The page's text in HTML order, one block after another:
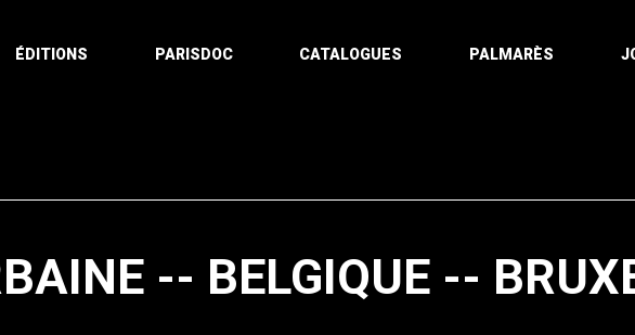
ÉDITIONS PARISDOC CATALOGUES PALMARÈS
-- BELGIQUE --